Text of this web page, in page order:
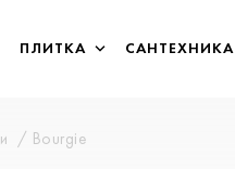
ПЛИТКА САНТЕХНИКА
Bourgie